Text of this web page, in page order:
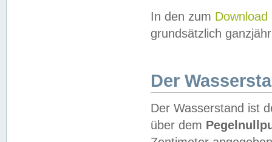
In den zum Download
grundsätzlich
Der
Der Wasserstand ist
über dem